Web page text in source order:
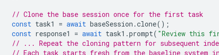
// Clone the base session once for the first task
const task1 = await baseSession .clone();
const response1 = await task1 .prompt( "Review this
// ... Repeat the cloning pattern for subsequent
// Each task starts fresh from the baseline system